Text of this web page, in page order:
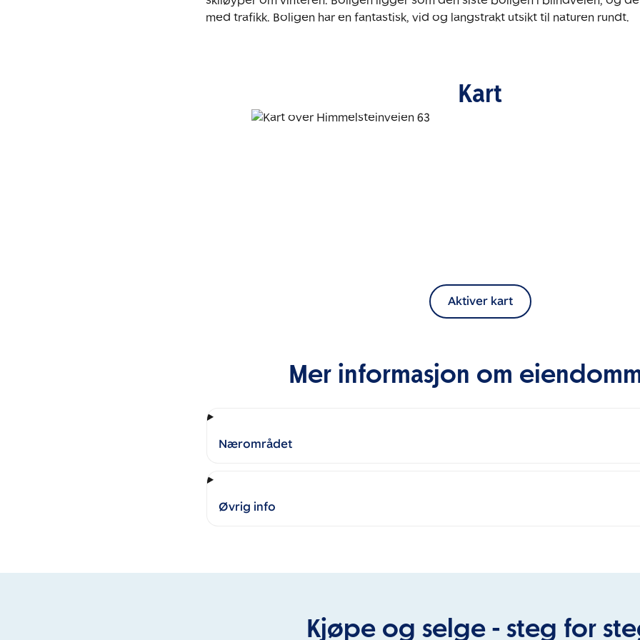
med trafikk. Boligen har en fantastisk, vid og langstrakt utsikt til naturen rundt.
Kart
Aktiver kart
Mer informasjon om
Nærområdet
Øvrig info
Kjøpe og selge - steg for